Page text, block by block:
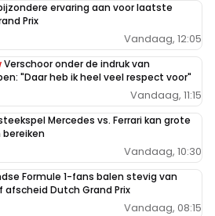
ervaring aan voor laatste
Prix
Vandaag, 12:05
Verschoor onder de indruk van
"Daar heb ik heel veel respect voor"
Vandaag, 11:15
Mercedes vs. Ferrari kan grote
Vandaag, 10:30
Formule 1-fans balen stevig van
Dutch Grand Prix
Vandaag, 08:15